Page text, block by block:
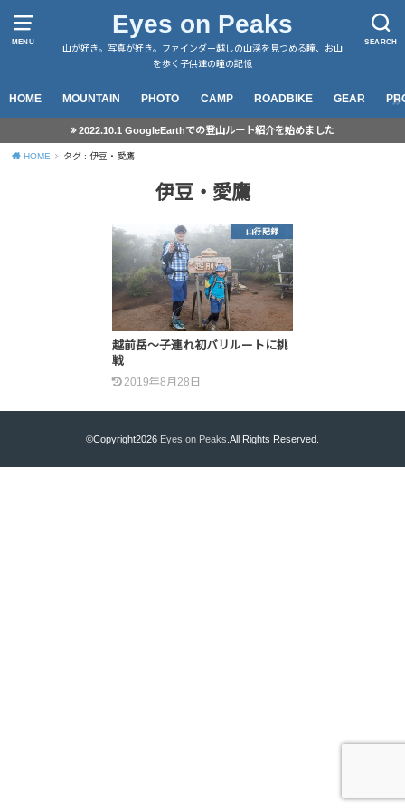
MENU SEARCH
Eyes on Peaks
山が好き。写真が好き。ファインダー越しの山渓を見つめる瞳、お山
を歩く子供達の瞳の記憶
HOME MOUNTAIN PHOTO CAMP ROADBIKE GEAR
2022.10.1 GoogleEarthでの登山ルート紹介を始めました
HOME タグ : 伊豆・愛鷹
伊豆・愛鷹
山行記録
越前岳～子連れ初バリルートに挑
戦
2019年8月28日
©Copyright2026 Eyes on Peaks .All Rights Reserved.